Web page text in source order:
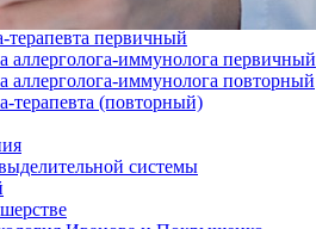
терапевта первичный
аллерголога-иммунолога первичный
аллерголога-иммунолога повторный
терапевта (повторный)
системы